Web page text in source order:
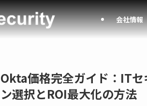
会社情報
Okta価格完全ガイド：IT
ン選択とROI最大化の方法